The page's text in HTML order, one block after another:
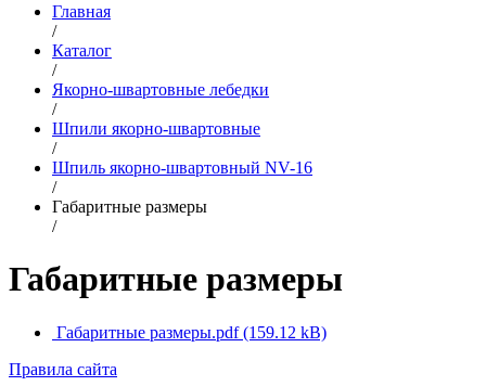
Главная
/
Каталог
/
Якорно-швартовные лебедки
/
Шпили якорно-швартовные
/
Шпиль якорно-швартовный NV-16
/
Габаритные размеры
/
Габаритные размеры
Габаритные размеры.pdf(159.12 kB)
Правила сайта